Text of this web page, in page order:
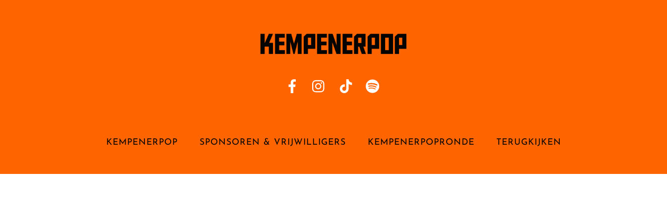
KEMPENERPOP SPONSOREN & VRIJWILLIGERS KEMPENERPOPRONDE TERUGKIJKEN